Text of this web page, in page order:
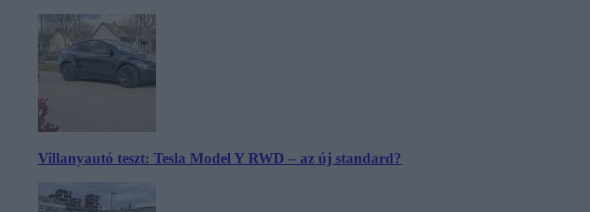
Villanyautó teszt: Tesla Model Y RWD – az új standard?